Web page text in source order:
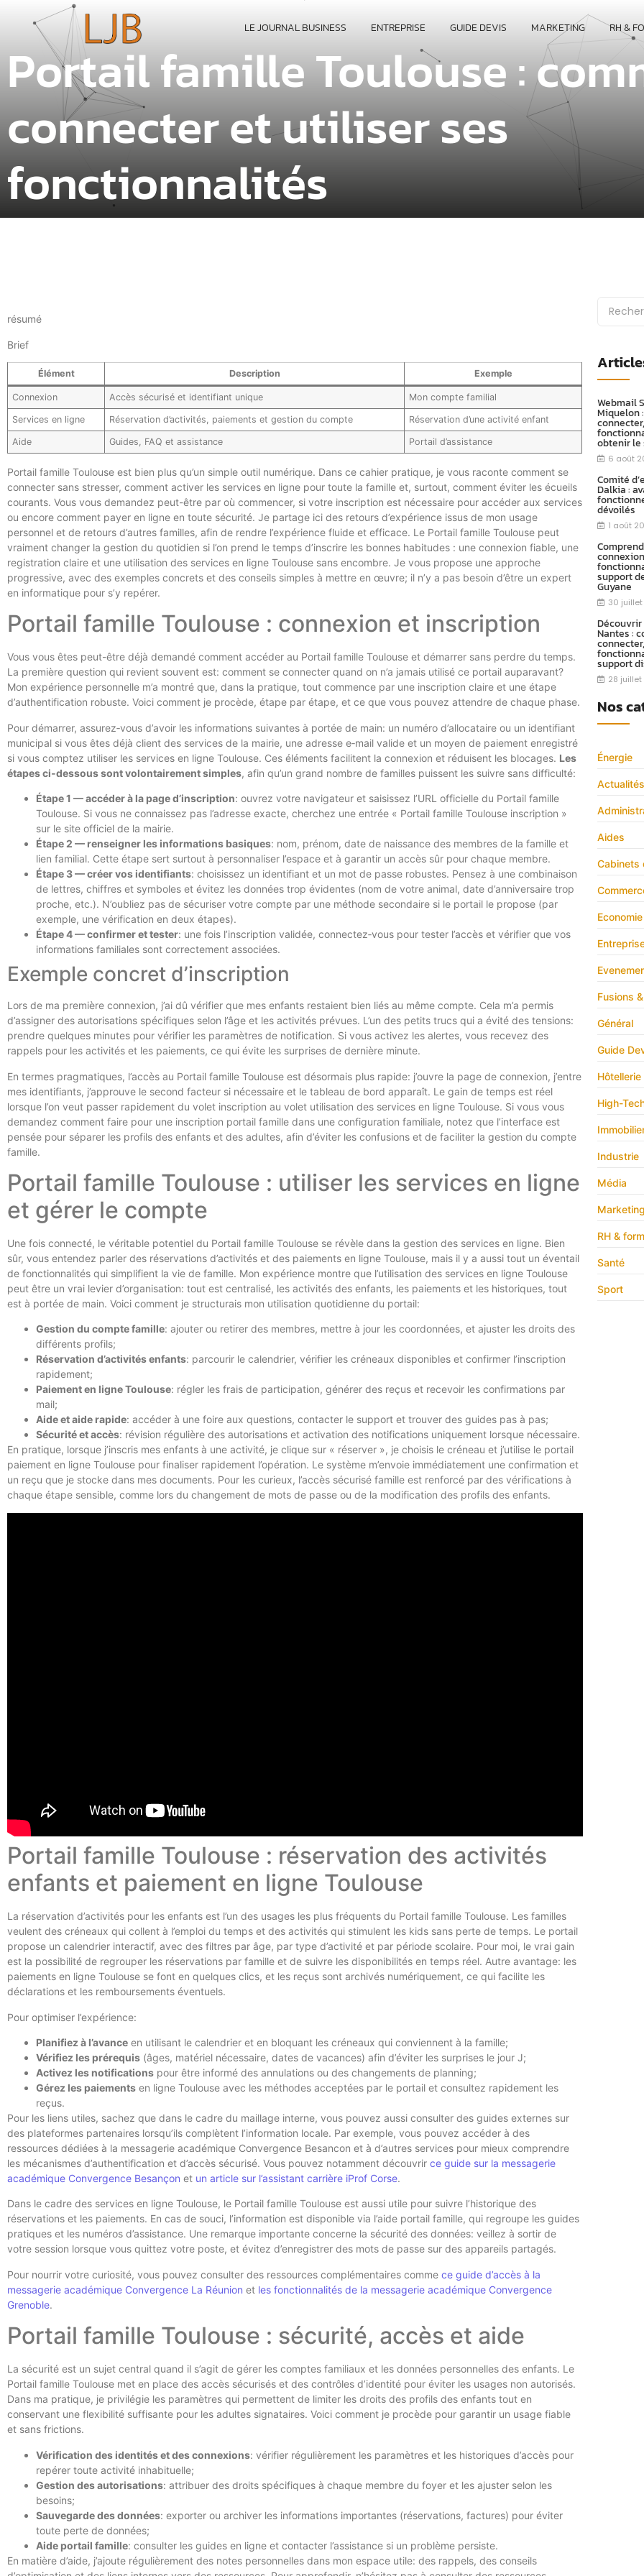
LE JOURNAL BUSINESS ENTREPRISE GUIDE DEVIS MARKETING RH &
Portail famille Toulouse :
connecter et utiliser ses
fonctionnalités
résumé
Brief
Élément Description Exemple
Connexion Accès sécurisé et identifiant unique Mon compte familial
Services en ligne Réservation d’activités, paiements et gestion du compte Réservation d’une activité enfant
Aide Guides, FAQ et assistance Portail d’assistance
Portail famille Toulouse est bien plus qu’un simple outil numérique. Dans ce cahier pratique, je vous raconte comment se
connecter sans stresser, comment activer les services en ligne pour toute la famille et, surtout, comment éviter les écueils
courants. Vous vous demandez peut-être par où commencer, si votre inscription est nécessaire pour accéder aux services
ou encore comment payer en ligne en toute sécurité. Je partage ici des retours d’expérience issus de mon usage
personnel et de retours d’autres familles, afin de rendre l’expérience fluide et efficace. Le Portail famille Toulouse peut
vraiment changer la gestion du quotidien si l’on prend le temps d’inscrire les bonnes habitudes : une connexion fiable, une
registration claire et une utilisation des services en ligne Toulouse sans encombre. Je vous propose une approche
progressive, avec des exemples concrets et des conseils simples à mettre en œuvre; il n’y a pas besoin d’être un expert
en informatique pour s’y repérer.
Portail famille Toulouse : connexion et inscription
Vous vous êtes peut-être déjà demandé comment accéder au Portail famille Toulouse et démarrer sans perdre du temps.
La première question qui revient souvent est: comment se connecter quand on n’a jamais utilisé ce portail auparavant?
Mon expérience personnelle m’a montré que, dans la pratique, tout commence par une inscription claire et une étape
d’authentification robuste. Voici comment je procède, étape par étape, et ce que vous pouvez attendre de chaque phase.
Pour démarrer, assurez‑vous d’avoir les informations suivantes à portée de main: un numéro d’allocataire ou un identifiant
municipal si vous êtes déjà client des services de la mairie, une adresse e‑mail valide et un moyen de paiement enregistré
si vous comptez utiliser les services en ligne Toulouse. Ces éléments facilitent la connexion et réduisent les blocages. Les
étapes ci‑dessous sont volontairement simples, afin qu’un grand nombre de familles puissent les suivre sans difficulté:
Étape 1 — accéder à la page d’inscription: ouvrez votre navigateur et saisissez l’URL officielle du Portail famille
Toulouse. Si vous ne connaissez pas l’adresse exacte, cherchez une entrée « Portail famille Toulouse inscription »
sur le site officiel de la mairie.
Étape 2 — renseigner les informations basiques: nom, prénom, date de naissance des membres de la famille et
lien familial. Cette étape sert surtout à personnaliser l’espace et à garantir un accès sûr pour chaque membre.
Étape 3 — créer vos identifiants: choisissez un identifiant et un mot de passe robustes. Pensez à une combinaison
de lettres, chiffres et symboles et évitez les données trop évidentes (nom de votre animal, date d’anniversaire trop
proche, etc.). N’oubliez pas de sécuriser votre compte par une méthode secondaire si le portail le propose (par
exemple, une vérification en deux étapes).
Étape 4 — confirmer et tester: une fois l’inscription validée, connectez‑vous pour tester l’accès et vérifier que vos
informations familiales sont correctement associées.
Exemple concret d’inscription
Lors de ma première connexion, j’ai dû vérifier que mes enfants restaient bien liés au même compte. Cela m’a permis
d’assigner des autorisations spécifiques selon l’âge et les activités prévues. L’un des petits trucs qui a évité des tensions:
prendre quelques minutes pour vérifier les paramètres de notification. Si vous activez les alertes, vous recevez des
rappels pour les activités et les paiements, ce qui évite les surprises de dernière minute.
En termes pragmatiques, l’accès au Portail famille Toulouse est désormais plus rapide: j’ouvre la page de connexion, j’entre
mes identifiants, j’approuve le second facteur si nécessaire et le tableau de bord apparaît. Le gain de temps est réel
lorsque l’on veut passer rapidement du volet inscription au volet utilisation des services en ligne Toulouse. Si vous vous
demandez comment faire pour une inscription portail famille dans une configuration familiale, notez que l’interface est
pensée pour séparer les profils des enfants et des adultes, afin d’éviter les confusions et de faciliter la gestion du compte
famille.
Portail famille Toulouse : utiliser les services en ligne
et gérer le compte
Une fois connecté, le véritable potentiel du Portail famille Toulouse se révèle dans la gestion des services en ligne. Bien
sûr, vous entendez parler des réservations d’activités et des paiements en ligne Toulouse, mais il y a aussi tout un éventail
de fonctionnalités qui simplifient la vie de famille. Mon expérience montre que l’utilisation des services en ligne Toulouse
peut être un vrai levier d’organisation: tout est centralisé, les activités des enfants, les paiements et les historiques, tout
est à portée de main. Voici comment je structurais mon utilisation quotidienne du portail:
Gestion du compte famille: ajouter ou retirer des membres, mettre à jour les coordonnées, et ajuster les droits des
différents profils;
Réservation d’activités enfants: parcourir le calendrier, vérifier les créneaux disponibles et confirmer l’inscription
rapidement;
Paiement en ligne Toulouse: régler les frais de participation, générer des reçus et recevoir les confirmations par
mail;
Aide et aide rapide: accéder à une foire aux questions, contacter le support et trouver des guides pas à pas;
Sécurité et accès: révision régulière des autorisations et activation des notifications uniquement lorsque nécessaire.
En pratique, lorsque j’inscris mes enfants à une activité, je clique sur « réserver », je choisis le créneau et j’utilise le portail
paiement en ligne Toulouse pour finaliser rapidement l’opération. Le système m’envoie immédiatement une confirmation et
un reçu que je stocke dans mes documents. Pour les curieux, l’accès sécurisé famille est renforcé par des vérifications à
chaque étape sensible, comme lors du changement de mots de passe ou de la modification des profils des enfants.
Portail famille Toulouse : réservation des activités
enfants et paiement en ligne Toulouse
La réservation d’activités pour les enfants est l’un des usages les plus fréquents du Portail famille Toulouse. Les familles
veulent des créneaux qui collent à l’emploi du temps et des activités qui stimulent les kids sans perte de temps. Le portail
propose un calendrier interactif, avec des filtres par âge, par type d’activité et par période scolaire. Pour moi, le vrai gain
est la possibilité de regrouper les réservations par famille et de suivre les disponibilités en temps réel. Autre avantage: les
paiements en ligne Toulouse se font en quelques clics, et les reçus sont archivés numériquement, ce qui facilite les
déclarations et les remboursements éventuels.
Pour optimiser l’expérience:
Planifiez à l’avance en utilisant le calendrier et en bloquant les créneaux qui conviennent à la famille;
Vérifiez les prérequis (âges, matériel nécessaire, dates de vacances) afin d’éviter les surprises le jour J;
Activez les notifications pour être informé des annulations ou des changements de planning;
Gérez les paiements en ligne Toulouse avec les méthodes acceptées par le portail et consultez rapidement les
reçus.
Pour les liens utiles, sachez que dans le cadre du maillage interne, vous pouvez aussi consulter des guides externes sur
des plateformes partenaires lorsqu’ils complètent l’information locale. Par exemple, vous pouvez accéder à des
ressources dédiées à la messagerie académique Convergence Besancon et à d’autres services pour mieux comprendre
les mécanismes d’authentification et d’accès sécurisé. Vous pouvez notamment découvrir ce guide sur la messagerie
académique Convergence Besançon et un article sur l’assistant carrière iProf Corse.
Dans le cadre des services en ligne Toulouse, le Portail famille Toulouse est aussi utile pour suivre l’historique des
réservations et les paiements. En cas de souci, l’information est disponible via l’aide portail famille, qui regroupe les guides
pratiques et les numéros d’assistance. Une remarque importante concerne la sécurité des données: veillez à sortir de
votre session lorsque vous quittez votre poste, et évitez d’enregistrer des mots de passe sur des appareils partagés.
Pour nourrir votre curiosité, vous pouvez consulter des ressources complémentaires comme ce guide d’accès à la
messagerie académique Convergence La Réunion et les fonctionnalités de la messagerie académique Convergence
Grenoble.
Portail famille Toulouse : sécurité, accès et aide
La sécurité est un sujet central quand il s’agit de gérer les comptes familiaux et les données personnelles des enfants. Le
Portail famille Toulouse met en place des accès sécurisés et des contrôles d’identité pour éviter les usages non autorisés.
Dans ma pratique, je privilégie les paramètres qui permettent de limiter les droits des profils des enfants tout en
conservant une flexibilité suffisante pour les adultes signataires. Voici comment je procède pour garantir un usage fiable
et sans frictions.
Vérification des identités et des connexions: vérifier régulièrement les paramètres et les historiques d’accès pour
repérer toute activité inhabituelle;
Gestion des autorisations: attribuer des droits spécifiques à chaque membre du foyer et les ajuster selon les
besoins;
Sauvegarde des données: exporter ou archiver les informations importantes (réservations, factures) pour éviter
toute perte de données;
Aide portail famille: consulter les guides en ligne et contacter l’assistance si un problème persiste.
En matière d’aide, j’ajoute régulièrement des notes personnelles dans mon espace utile: des rappels, des conseils
Webmail
Miquelon
obtenir le
6 août
Comité
Dalkia :
dévoilés
1 août
support
Guyane
30
Nantes :
connecter,
support
28
Nos
Énergie
Actualités
Aides
Cabinets
Economie
Fusions
Général
Guide
High-
Industrie
Média
RH &
Santé
Sport